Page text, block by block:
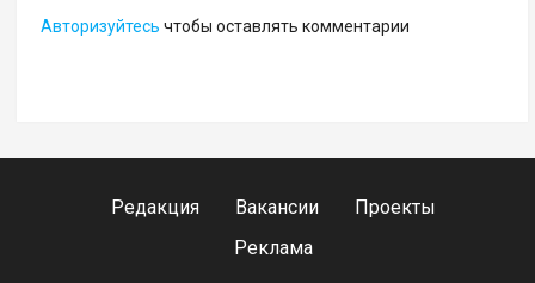
Авторизуйтесь чтобы оставлять комментарии
Редакция Вакансии
Проекты
Реклама